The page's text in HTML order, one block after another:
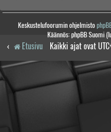
Keskustelufoorumin ohjelmisto
Käännös: phpBB Suomi
Etusivu Kaikki ajat ovat